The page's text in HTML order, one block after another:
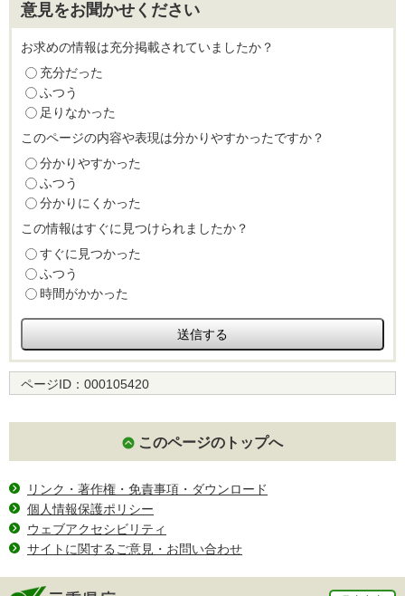
意見をお聞かせください
お求めの情報は充分掲載されていましたか？
充分だった
ふつう
足りなかった
このページの内容や表現は分かりやすかったですか？
分かりやすかった
ふつう
分かりにくかった
この情報はすぐに見つけられましたか？
すぐに見つかった
ふつう
時間がかかった
ページID： 000105420
このページのトップへ
リンク・著作権・免責事項・ダウンロード
個人情報保護ポリシー
ウェブアクセシビリティ
サイトに関するご意見・お問い合わせ